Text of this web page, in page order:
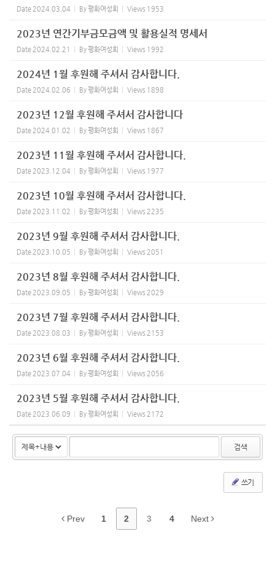
Date 2024.03.04 By평화여성회 Views 1953
2023년 연간기부금모금액 및 활용실적 명세서
Date 2024.02.21 By평화여성회 Views 1992
2024년 1월 후원해 주셔서 감사합니다.
Date 2024.02.06 By평화여성회 Views 1898
2023년 12월 후원해 주셔서 감사합니다
Date 2024.01.02 By평화여성회 Views 1867
2023년 11월 후원해 주셔서 감사합니다.
Date 2023.12.04 By평화여성회 Views 1977
2023년 10월 후원해 주셔서 감사합니다.
Date 2023.11.02 By평화여성회 Views 2235
2023년 9월 후원해 주셔서 감사합니다.
Date 2023.10.05 By평화여성회 Views 2051
2023년 8월 후원해 주셔서 감사합니다.
Date 2023.09.05 By평화여성회 Views 2029
2023년 7월 후원해 주셔서 감사합니다.
Date 2023.08.03 By평화여성회 Views 2153
2023년 6월 후원해 주셔서 감사합니다.
Date 2023.07.04 By평화여성회 Views 2056
2023년 5월 후원해 주셔서 감사합니다.
Date 2023.06.09 By평화여성회 Views 2172
검색
쓰기
Prev 1 2 3 4 Next